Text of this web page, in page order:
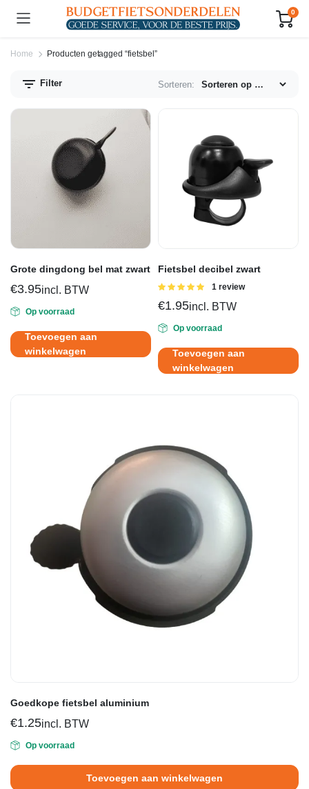
0
Home Producten getagged “fietsbel”
Filter Sorteren:
Grote dingdong bel mat zwart
€3.95incl. BTW
Op voorraad
Toevoegen aan
winkelwagen
Fietsbel decibel zwart
Gewaardeerd
1 review
€1.95incl. BTW
Op voorraad
Toevoegen aan
winkelwagen
Goedkope fietsbel aluminium
€1.25incl. BTW
Op voorraad
Toevoegen aan winkelwagen